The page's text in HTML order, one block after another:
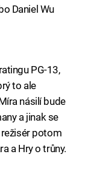
Daniel Wu
PG-13,
to ale
násilí bude
a jinak se
potom
a Hry o trůny.